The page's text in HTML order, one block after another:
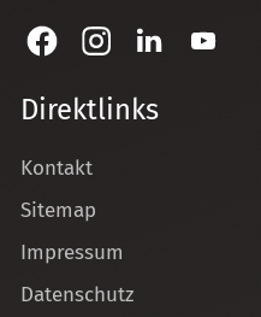
Direktlinks
Kontakt
Sitemap
Impressum
Datenschutz